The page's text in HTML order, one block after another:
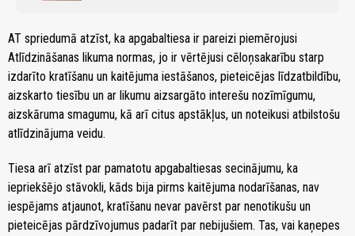
AT spriedumā atzīst, ka apgabaltiesa ir pareizi piemērojusi
Atlīdzināšanas likuma normas, jo ir vērtējusi cēloņsakarību starp
izdarīto kratīšanu un kaitējuma iestāšanos, pieteicējas līdzatbildību,
aizskarto tiesību un ar likumu aizsargāto interešu nozīmīgumu,
aizskāruma smagumu, kā arī citus apstākļus, un noteikusi atbilstošu
atlīdzinājuma veidu.
Tiesa arī atzīst par pamatotu apgabaltiesas secinājumu, ka
iepriekšējo stāvokli, kāds bija pirms kaitējuma nodarīšanas, nav
iespējams atjaunot, kratīšanu nevar pavērst par nenotikušu un
pieteicējas pārdzīvojumus padarīt par nebijušiem. Tas, vai kaņepes